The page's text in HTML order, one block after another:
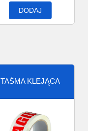
DODAJ
TAŚMA KLEJĄCA